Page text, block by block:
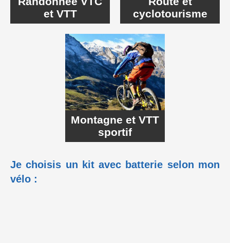
et VTT
cyclotourisme
Montagne et VTT
sportif
Je choisis un kit avec batterie selon mon
vélo :